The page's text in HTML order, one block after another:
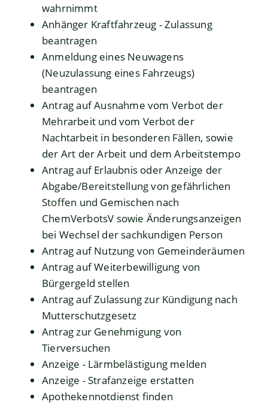
wahrnimmt
Anhänger Kraftfahrzeug - Zulassung
beantragen
Anmeldung eines Neuwagens
(Neuzulassung eines Fahrzeugs)
beantragen
Antrag auf Ausnahme vom Verbot der
Mehrarbeit und vom Verbot der
Nachtarbeit in besonderen Fällen, sowie
der Art der Arbeit und dem Arbeitstempo
Antrag auf Erlaubnis oder Anzeige der
Abgabe/Bereitstellung von gefährlichen
Stoffen und Gemischen nach
ChemVerbotsV sowie Änderungsanzeigen
bei Wechsel der sachkundigen Person
Antrag auf Nutzung von Gemeinderäumen
Antrag auf Weiterbewilligung von
Bürgergeld stellen
Antrag auf Zulassung zur Kündigung nach
Mutterschutzgesetz
Antrag zur Genehmigung von
Tierversuchen
Anzeige - Lärmbelästigung melden
Anzeige - Strafanzeige erstatten
Apothekennotdienst finden